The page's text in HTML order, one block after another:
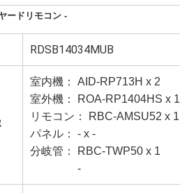
ードリモコン -
RDSB14034MUB
室内機： AID-RP713H x 2
室外機： ROA-RP1404HS x 1
リモコン： RBC-AMSU52 x 1
パネル： - x -
分岐管： RBC-TWP50 x 1
-